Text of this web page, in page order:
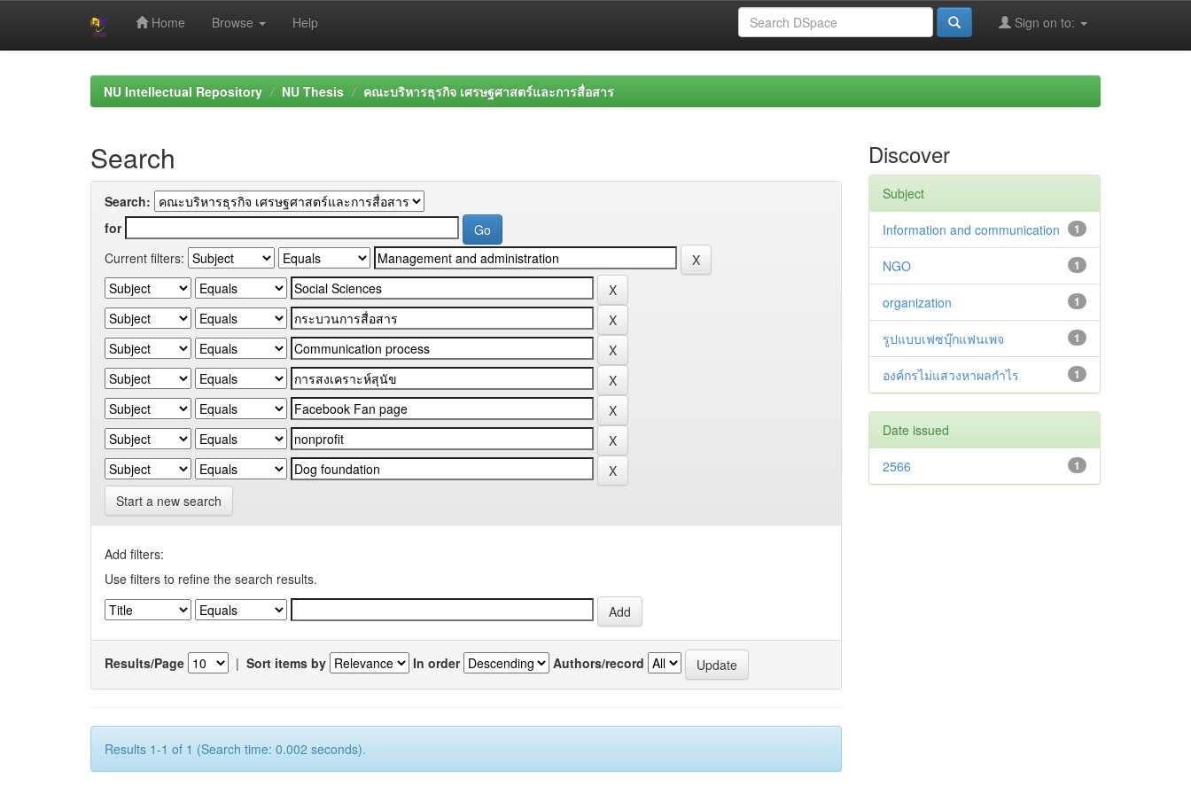
Home Browse Help Sign on to:
NU Intellectual Repository NU Thesis คณะบริหารธุรกิจ เศรษฐศาสตร์และการสื่อสาร
Search
Search:
for
Current filters:
Start a new search
Add filters:
Use filters to refine the search results.
Results/Page | Sort items by In order Authors/record
Results 1-1 of 1 (Search time: 0.002 seconds).
Discover
Subject
1
Information and communication
1
NGO
1
organization
1
รูปแบบเฟซบุ๊กแฟนเพจ
1
องค์กรไม่แสวงหาผลกำไร
Date issued
1
2566